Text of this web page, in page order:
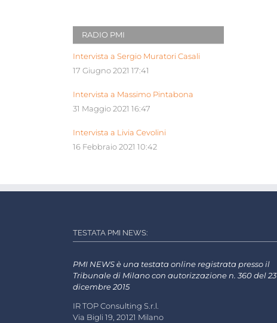
RADIO PMI
Intervista a Sergio Muratori Casali
17 Giugno 2021 17:41
Intervista a Massimo Pintabona
31 Maggio 2021 16:47
Intervista a Livia Cevolini
16 Febbraio 2021 10:42
TESTATA PMI NEWS:
PMI NEWS è una testata online registrata presso il
Tribunale di Milano con autorizzazione n. 360 del 23
dicembre 2015
IR TOP Consulting S.r.l.
Via Bigli 19, 20121 Milano